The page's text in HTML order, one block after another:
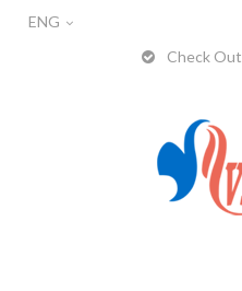
ENG
Check Out